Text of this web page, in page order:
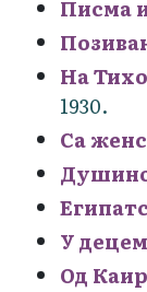
Писма
На
1930.
Са
У
Од